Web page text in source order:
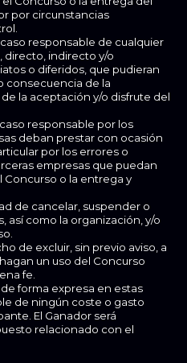
por circunstancias
responsable de cualquier
directo, indirecto y/o
o diferidos, que pudieran
consecuencia de la
la aceptación y/o disfrute del
responsable por los
deban prestar con ocasión
por los errores o
empresas que puedan
Concurso o la entrega y
de cancelar, suspender o
así como la organización, y/o
de excluir, sin previo aviso, a
un uso del Concurso
fe.
de forma expresa en estas
de ningún coste o gasto
El Ganador será
relacionado con el